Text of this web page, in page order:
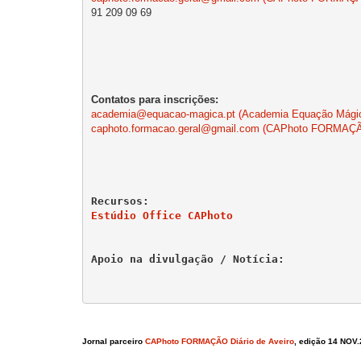
91 209 09 69
academia@equacao-magica.pt (Academia Equação
caphoto.formacao.geral@gmail. com (CAPhoto
Estúdio Office CAPhoto
Apoio na divulgação / Notícia:
Jornal parceiro CAPhoto FORMAÇÃO Diário de Aveiro , edição 14